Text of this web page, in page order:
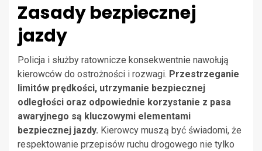
Zasady bezpiecznej
jazdy
Policja i służby ratownicze konsekwentnie nawołują
kierowców do ostrożności i rozwagi. Przestrzeganie
limitów prędkości, utrzymanie bezpiecznej
odległości oraz odpowiednie korzystanie z pasa
awaryjnego są kluczowymi elementami
bezpiecznej jazdy. Kierowcy muszą być świadomi, że
respektowanie przepisów ruchu drogowego nie tylko